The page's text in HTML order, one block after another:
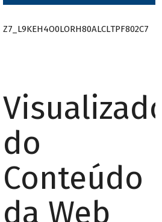
Z7_L9KEH4O0LORH80ALCLTPF802C7
Visualizador
do
Conteúdo
da Web